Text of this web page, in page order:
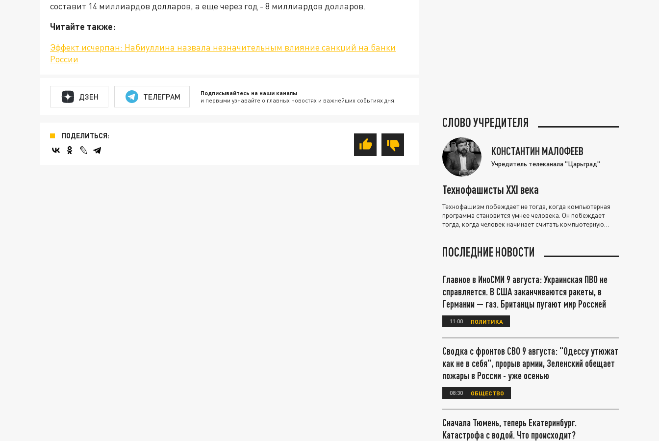
составит 14 миллиардов долларов, а еще через год - 8 миллиардов долларов.
Читайте также:
Эффект исчерпан: Набиуллина назвала незначительным влияние санкций на банки
России
ДЗЕН ТЕЛЕГРАМ Подписывайтесь на наши каналы
и первыми узнавайте о главных новостях и важнейших событиях дня.
ПОДЕЛИТЬСЯ:
СЛОВО УЧРЕДИТЕЛЯ
КОНСТАНТИН МАЛОФЕЕВ
Учредитель телеканала "Царьград"
Технофашисты XXI века
Технофашизм побеждает не тогда, когда компьютерная
программа становится умнее человека. Он побеждает
тогда, когда человек начинает считать компьютерную
ПОСЛЕДНИЕ НОВОСТИ
Главное в ИноСМИ 9 августа: Украинская ПВО не
справляется. В США заканчиваются ракеты, в
Германии — газ. Британцы пугают мир Россией
11:00 ПОЛИТИКА
Сводка с фронтов СВО 9 августа: "Одессу утюжат
как не в себя", прорыв армии, Зеленский обещает
пожары в России - уже осенью
08:30 ОБЩЕСТВО
Сначала Тюмень, теперь Екатеринбург.
Катастрофа с водой. Что происходит?